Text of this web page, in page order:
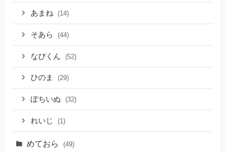
あまね (14)
そあら (44)
なぴくん (52)
ひのま (29)
ぽちいぬ (32)
れいじ (1)
めておら (49)